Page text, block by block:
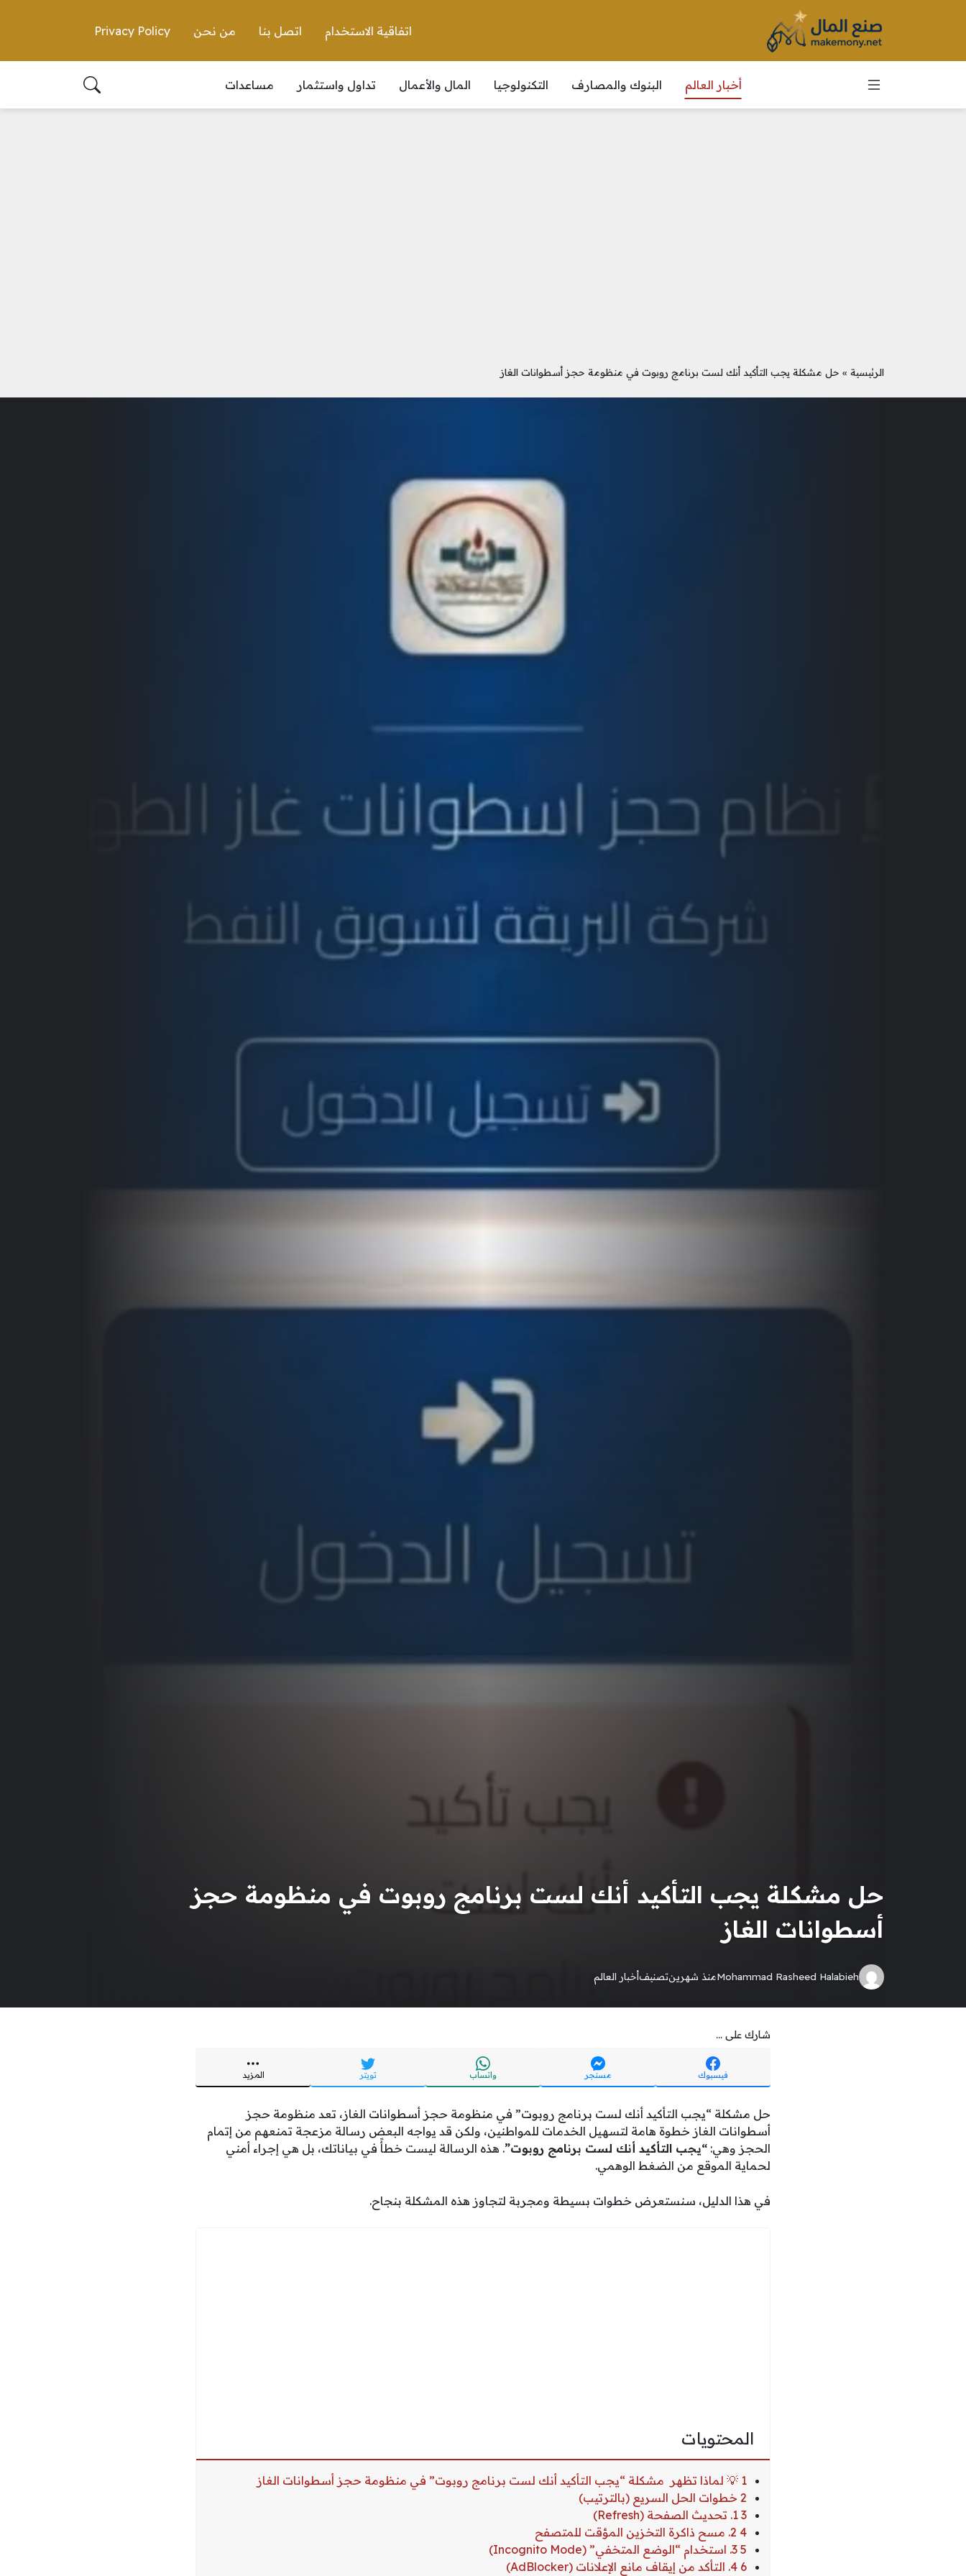
اتفاقية الاستخدام اتصل بنا من نحن Privacy Policy
أخبار العالم البنوك والمصارف التكنولوجيا المال والأعمال تداول واستثمار مساعدات
الرئيسية » حل مشكلة يجب التأكيد أنك لست برنامج روبوت في منظومة حجز أسطوانات الغاز
حل مشكلة يجب التأكيد أنك لست برنامج روبوت في منظومة حجز
أسطوانات الغاز
Mohammad Rasheed Halabiehمنذ شهرينتصنيفأخبار العالم
شارك على ...
فيسبوك مسنجر واتساب تويتر المزيد
حل مشكلة “يجب التأكيد أنك لست برنامج روبوت” في منظومة حجز أسطوانات الغاز، تعد منظومة حجز
أسطوانات الغاز خطوة هامة لتسهيل الخدمات للمواطنين، ولكن قد يواجه البعض رسالة مزعجة تمنعهم من إتمام
الحجز وهي: “يجب التأكيد أنك لست برنامج روبوت”. هذه الرسالة ليست خطأً في بياناتك، بل هي إجراء أمني
لحماية الموقع من الضغط الوهمي.
في هذا الدليل، سنستعرض خطوات بسيطة ومجربة لتجاوز هذه المشكلة بنجاح.
المحتويات
1 💡 لماذا تظهر مشكلة “يجب التأكيد أنك لست برنامج روبوت” في منظومة حجز أسطوانات الغاز
2 خطوات الحل السريع (بالترتيب)
3 1. تحديث الصفحة (Refresh)
4 2. مسح ذاكرة التخزين المؤقت للمتصفح
5 3. استخدام “الوضع المتخفي” (Incognito Mode)
6 4. التأكد من إيقاف مانع الإعلانات (AdBlocker)